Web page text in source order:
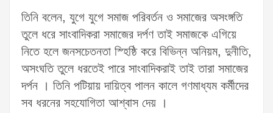
তিনি বলেন, যুগে যুগে সমাজ পরিবর্তন ও সমাজের অসংঙ্গতি
তুলে ধরে সাংবাদিকরা সমাজের দর্পণ তাই সমাজকে এগিয়ে
নিতে হলে জনসচেতনতা স্হিষ্ঠি করে বিভিন্ন অনিয়ম, দুনীতি,
অসংঘতি তুলে ধরতেই পারে সাংবাদিকরাই তাই তারা সমাজের
দর্পন । তিনি পটিয়ায় দায়িত্ব পালন কালে গণমাধ্যম কর্মীদের
সব ধরনের সহযোগিতা আশ্বাস দেয় ।